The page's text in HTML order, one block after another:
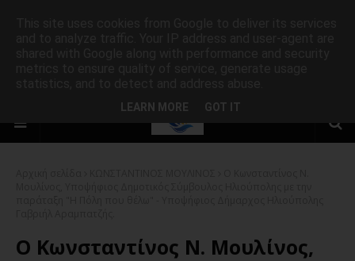
Ο Κωνσταντίνος Ν. Μουλίνος,
LEARN MORE GOT IT